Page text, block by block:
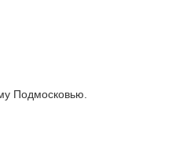
Подмосковью.